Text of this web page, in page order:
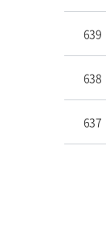
639
638
637